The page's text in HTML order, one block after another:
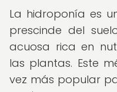
La hidroponía es
prescinde del
acuosa rica en
las plantas. Este
vez más popular